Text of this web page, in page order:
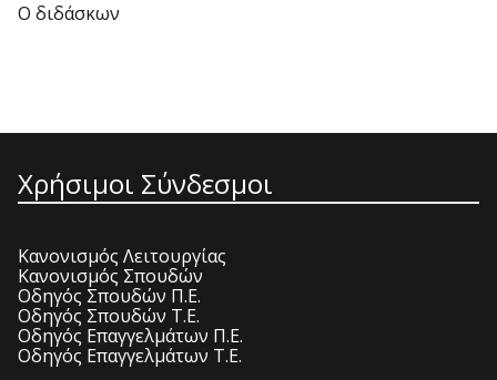
Ο διδάσκων
Χρήσιμοι Σύνδεσμοι
Κανονισμός Λειτουργίας
Κανονισμός Σπουδών
Οδηγός Σπουδών Π.Ε.
Οδηγός Σπουδών Τ.Ε.
Οδηγός Επαγγελμάτων Π.Ε.
Οδηγός Επαγγελμάτων Τ.Ε.